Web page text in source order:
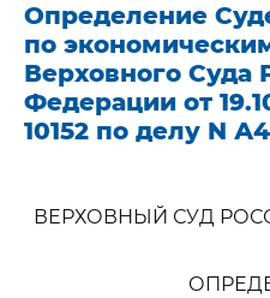
Определение
по
Верховного Суда
Федерации от
10152 по делу N
ВЕРХОВНЫЙ СУД